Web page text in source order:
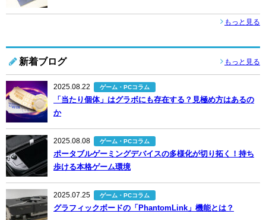
もっと見る
新着ブログ もっと見る
2025.08.22 ゲーム・PCコラム
「当たり個体」はグラボにも存在する？見極め方はあるの
か
2025.08.08 ゲーム・PCコラム
ポータブルゲーミングデバイスの多様化が切り拓く！持ち
歩ける本格ゲーム環境
2025.07.25 ゲーム・PCコラム
グラフィックボードの「PhantomLink」機能とは？